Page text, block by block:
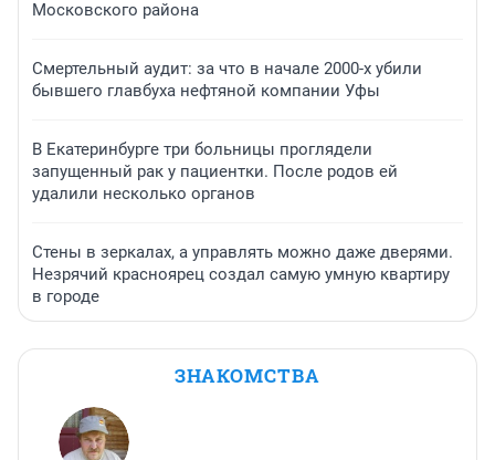
Московского района
Смертельный аудит: за что в начале 2000-х убили
бывшего главбуха нефтяной компании Уфы
В Екатеринбурге три больницы проглядели
запущенный рак у пациентки. После родов ей
удалили несколько органов
Стены в зеркалах, а управлять можно даже дверями.
Незрячий красноярец создал самую умную квартиру
в городе
ЗНАКОМСТВА